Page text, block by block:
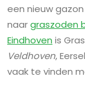
een nieuw
naargraszoden
Eindhoven is
Veldhoven,
vaak te vinden